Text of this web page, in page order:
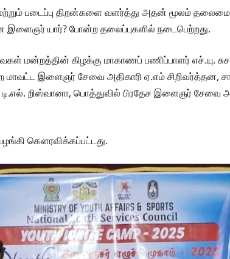
படைப்பு திறன்களை வளர்த்து அதன் மூலம்
இளைஞர் யார்? போன்ற தலைப்புகளில் நடைபெற்றது.
மன்றத்தின் கிழக்கு மாகாணப் பணிப்பாளர்
இளைஞர் சேவை அதிகாரி ஏ.எம் சிறிவர்த்தன,
டி.எல். றிஸ்வானா, பொத்துவில் பிரதேச இளைஞர்
கௌரவிக்கப்பட்டது.